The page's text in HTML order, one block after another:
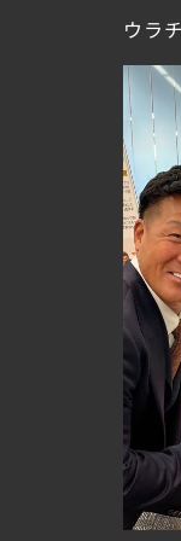
ウラ